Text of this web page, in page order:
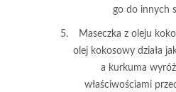
go do innych
Maseczka z oleju
olej kokosowy działa
a kurkuma
właściwościami